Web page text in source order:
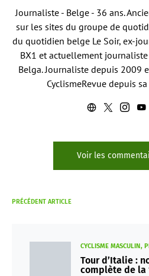
Journaliste - Belge - 36 ans.
sur les sites du groupe de
du quotidien belge Le Soir, ex-
BX1 et actuellement
Belga. Journaliste depuis 2009
CyclismeRevue depuis
Voir les
PRÉCÉDENT ARTICLE
CYCLISME MASCULIN
Tour d’Italie :
complète de la